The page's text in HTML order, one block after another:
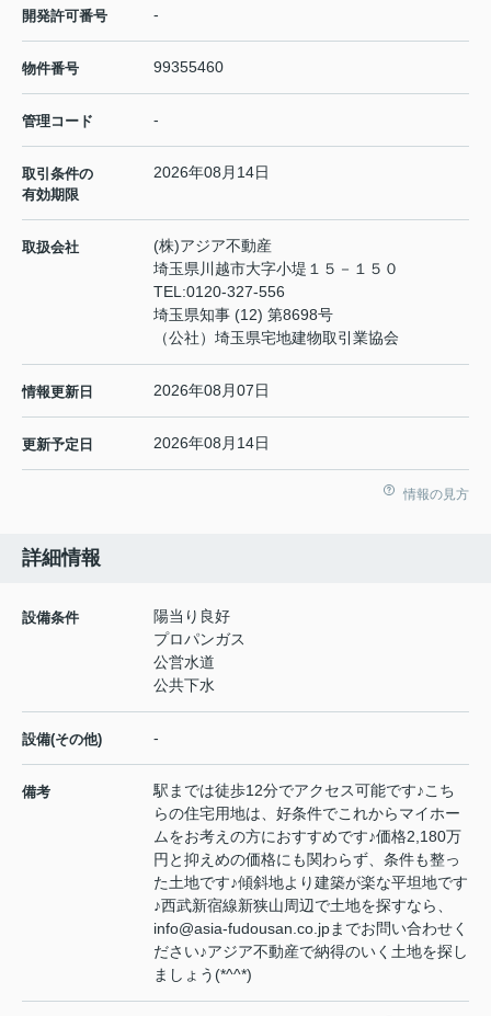
開発許可番号 -
物件番号 99355460
管理コード -
取引条件の
有効期限
2026年08月14日
取扱会社
(株)アジア不動産
埼玉県川越市大字小堤１５－１５０
TEL:0120-327-556
埼玉県知事 (12) 第8698号
（公社）埼玉県宅地建物取引業協会
情報更新日 2026年08月07日
更新予定日 2026年08月14日
情報の見方
詳細情報
設備条件
陽当り良好
プロパンガス
公営水道
公共下水
設備(その他) -
備考
駅までは徒歩12分でアクセス可能です♪こち
らの住宅用地は、好条件でこれからマイホー
ムをお考えの方におすすめです♪価格2,180万
円と抑えめの価格にも関わらず、条件も整っ
た土地です♪傾斜地より建築が楽な平坦地です
♪西武新宿線新狭山周辺で土地を探すなら、
info@asia-fudousan.co.jpまでお問い合わせく
ださい♪アジア不動産で納得のいく土地を探し
ましょう(*^^*)